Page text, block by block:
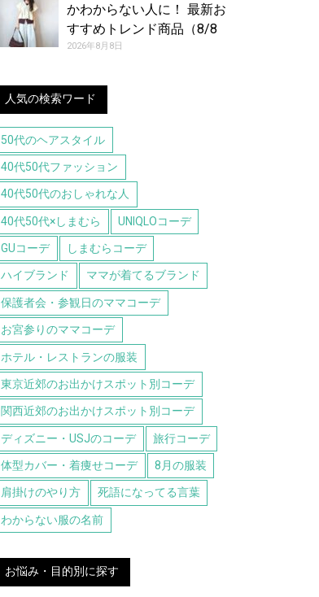
かわからない人に！ 最新お
すすめトレンド商品（8/8
号）
2026年8月8日
人気の検索ワード
50代のヘアスタイル
40代50代ファッション
40代50代のおしゃれな人
40代50代×しまむら UNIQLOコーデ
GUコーデ しまむらコーデ
ハイブランド ママが着てるブランド
保護者会・参観日のママコーデ
お宮参りのママコーデ
ホテル・レストランの服装
東京近郊のお出かけスポット別コーデ
関西近郊のお出かけスポット別コーデ
ディズニー・USJのコーデ 旅行コーデ
体型カバー・着痩せコーデ 8月の服装
肩掛けのやり方 死語になってる言葉
わからない服の名前
お悩み・目的別に探す